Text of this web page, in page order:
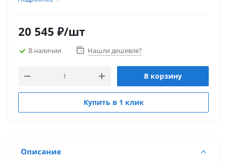
20 545 ₽/шт
В наличии Нашли дешевле?
В корзину
Купить в 1 клик
Описание